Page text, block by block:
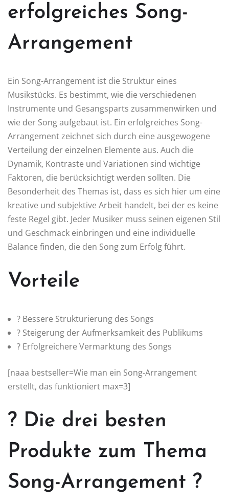
erfolgreiches Song-
Arrangement
Ein Song-Arrangement ist die Struktur eines
Musikstücks. Es bestimmt, wie die verschiedenen
Instrumente und Gesangsparts zusammenwirken und
wie der Song aufgebaut ist. Ein erfolgreiches Song-
Arrangement zeichnet sich durch eine ausgewogene
Verteilung der einzelnen Elemente aus. Auch die
Dynamik, Kontraste und Variationen sind wichtige
Faktoren, die berücksichtigt werden sollten. Die
Besonderheit des Themas ist, dass es sich hier um eine
kreative und subjektive Arbeit handelt, bei der es keine
feste Regel gibt. Jeder Musiker muss seinen eigenen Stil
und Geschmack einbringen und eine individuelle
Balance finden, die den Song zum Erfolg führt.
Vorteile
? Bessere Strukturierung des Songs
? Steigerung der Aufmerksamkeit des Publikums
? Erfolgreichere Vermarktung des Songs
[naaa bestseller=Wie man ein Song-Arrangement
erstellt, das funktioniert max=3]
? Die drei besten
Produkte zum Thema
Song-Arrangement ?